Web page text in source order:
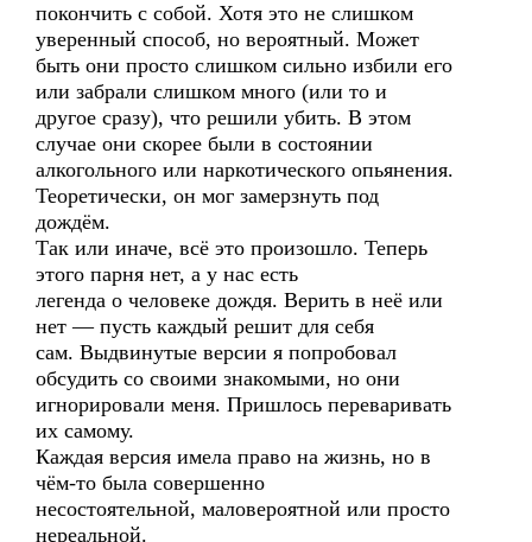
покончить с собой. Хотя это не слишком
уверенный способ, но вероятный. Может
быть они просто слишком сильно избили его
или забрали слишком много (или то и
другое сразу), что решили убить. В этом
случае они скорее были в состоянии
алкогольного или наркотического опьянения.
Теоретически, он мог замерзнуть под
дождём.
Так или иначе, всё это произошло. Теперь
этого парня нет, а у нас есть
легенда о человеке дождя. Верить в неё или
нет — пусть каждый решит для себя
сам. Выдвинутые версии я попробовал
обсудить со своими знакомыми, но они
игнорировали меня. Пришлось переваривать
их самому.
Каждая версия имела право на жизнь, но в
чём-то была совершенно
несостоятельной, маловероятной или просто
нереальной.